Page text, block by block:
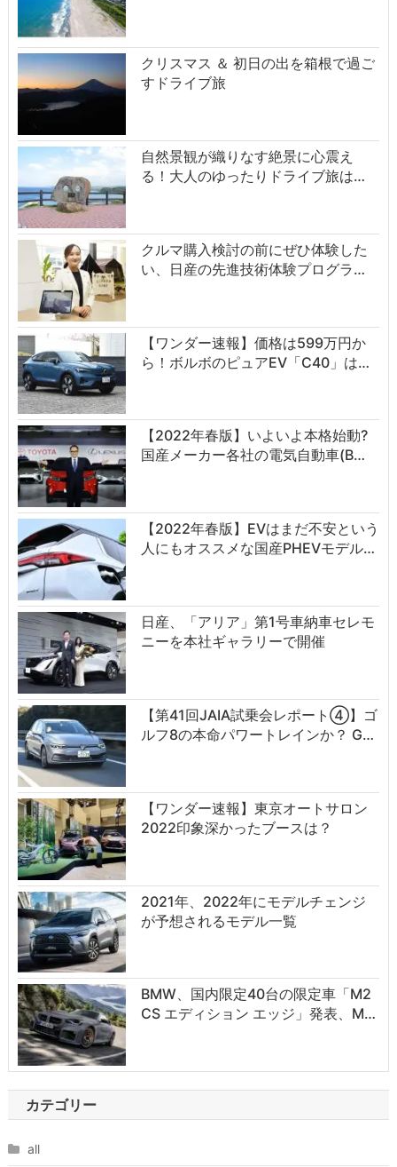
クリスマス ＆ 初日の出を箱根で過ご
すドライブ旅
自然景観が織りなす絶景に心震え
る！大人のゆったりドライブ旅は…
クルマ購入検討の前にぜひ体験した
い、日産の先進技術体験プログラ…
【ワンダー速報】価格は599万円か
ら！ボルボのピュアEV「C40」は…
【2022年春版】いよいよ本格始動?
国産メーカー各社の電気自動車(B…
【2022年春版】EVはまだ不安という
人にもオススメな国産PHEVモデル…
日産、「アリア」第1号車納車セレモ
ニーを本社ギャラリーで開催
【第41回JAIA試乗会レポート④】ゴ
ルフ8の本命パワートレインか？ G…
【ワンダー速報】東京オートサロン
2022印象深かったブースは？
2021年、2022年にモデルチェンジ
が予想されるモデル一覧
BMW、国内限定40台の限定車「M2
CS エディション エッジ」発表、M…
カテゴリー
all